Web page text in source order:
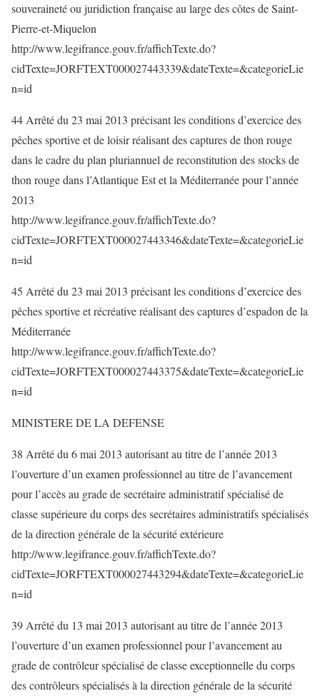
souveraineté ou juridiction française au large des côtes de Saint-
Pierre-et-Miquelon
http://www.legifrance.gouv.fr/affichTexte.do?
cidTexte=JORFTEXT000027443339&dateTexte=&categorieLie
n=id
44 Arrêté du 23 mai 2013 précisant les conditions d’exercice des
pêches sportive et de loisir réalisant des captures de thon rouge
dans le cadre du plan pluriannuel de reconstitution des stocks de
thon rouge dans l’Atlantique Est et la Méditerranée pour l’année
2013
http://www.legifrance.gouv.fr/affichTexte.do?
cidTexte=JORFTEXT000027443346&dateTexte=&categorieLie
n=id
45 Arrêté du 23 mai 2013 précisant les conditions d’exercice des
pêches sportive et récréative réalisant des captures d’espadon de la
Méditerranée
http://www.legifrance.gouv.fr/affichTexte.do?
cidTexte=JORFTEXT000027443375&dateTexte=&categorieLie
n=id
MINISTERE DE LA DEFENSE
38 Arrêté du 6 mai 2013 autorisant au titre de l’année 2013
l’ouverture d’un examen professionnel au titre de l’avancement
pour l’accès au grade de secrétaire administratif spécialisé de
classe supérieure du corps des secrétaires administratifs spécialisés
de la direction générale de la sécurité extérieure
http://www.legifrance.gouv.fr/affichTexte.do?
cidTexte=JORFTEXT000027443294&dateTexte=&categorieLie
n=id
39 Arrêté du 13 mai 2013 autorisant au titre de l’année 2013
l’ouverture d’un examen professionnel pour l’avancement au
grade de contrôleur spécialisé de classe exceptionnelle du corps
des contrôleurs spécialisés à la direction générale de la sécurité